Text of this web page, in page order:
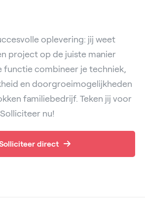
oplevering: jij weet
project op de juiste manier
functie combineer je techniek,
en doorgroeimogelijkheden
familiebedrijf. Teken jij voor
nu!
direct